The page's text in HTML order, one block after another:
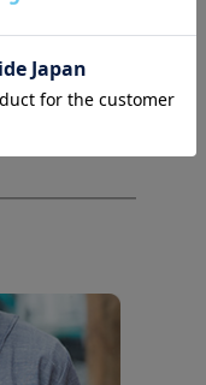
パの涼し
他の麻よ
。 麻が苦